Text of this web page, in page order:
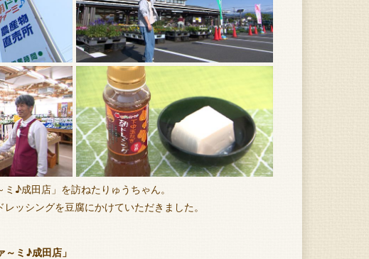
♪成田店」を訪ねたりゅうちゃん。
ッシングを豆腐にかけていただきました。
ミ♪成田店」